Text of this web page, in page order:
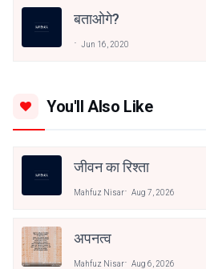
बताओगे?
Jun 16, 2020
You'll Also Like
जीवन का रिश्ता
Mahfuz Nisar Aug 7, 2026
अपनत्व
Mahfuz Nisar Aug 6, 2026